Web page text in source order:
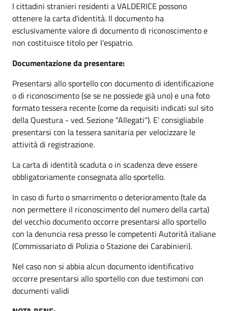
I cittadini stranieri residenti a VALDERICE possono
ottenere la carta d'identità. Il documento ha
esclusivamente valore di documento di riconoscimento e
non costituisce titolo per l'espatrio.
Documentazione da presentare:
Presentarsi allo sportello con documento di identificazione
o di riconoscimento (se se ne possiede già uno) e una foto
formato tessera recente (come da requisiti indicati sul sito
della Questura - ved. Sezione "Allegati"). E' consigliabile
presentarsi con la tessera sanitaria per velocizzare le
attività di registrazione.
La carta di identità scaduta o in scadenza deve essere
obbligatoriamente consegnata allo sportello.
In caso di furto o smarrimento o deterioramento (tale da
non permettere il riconoscimento del numero della carta)
del vecchio documento occorre presentarsi allo sportello
con la denuncia resa presso le competenti Autorità italiane
(Commissariato di Polizia o Stazione dei Carabinieri).
Nel caso non si abbia alcun documento identificativo
occorre presentarsi allo sportello con due testimoni con
documenti validi